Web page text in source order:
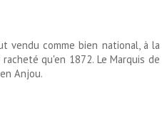
vendu comme bien national, à la
qu'en 1872. Le Marquis de
Anjou.